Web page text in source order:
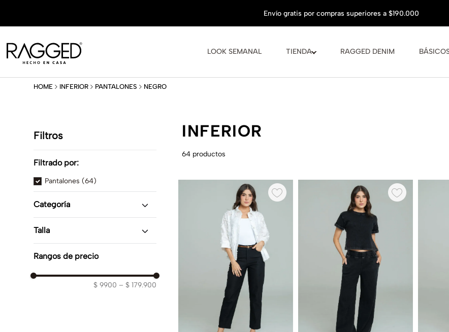
LOOK SEMANAL TIENDA RAGGED DENIM
INFERIOR PANTALONES NEGRO
Filtros
Filtrado por:
Pantalones (64)
Categoría
Shorts
Tangas (6)
Faldas (6 )
Jeans (2)
Talla
8 (54)
Rangos de precio
$ 9900 – $ 179.900
INFERIOR
64 productos